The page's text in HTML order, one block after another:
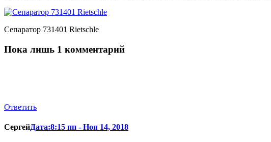
Сепаратор 731401 Rietschle
Пока лишь 1 комментарий
Ответить
СергейДата:8:15 пп - Ноя 14, 2018